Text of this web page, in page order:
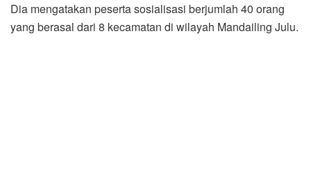
Dia mengatakan peserta sosialisasi berjumlah 40 orang
yang berasal dari 8 kecamatan di wilayah Mandailing Julu.